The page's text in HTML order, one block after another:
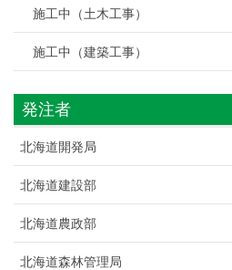
施工中（土木工事）
施工中（建築工事）
発注者
北海道開発局
北海道建設部
北海道農政部
北海道森林管理局